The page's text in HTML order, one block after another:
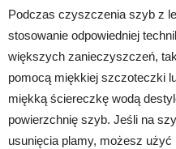
Podczas czyszczenia szyb z
stosowanie odpowiedniej
większych zanieczyszczeń,
pomocą miękkiej szczoteczki
miękką ściereczkę wodą
powierzchnię szyb. Jeśli na
usunięcia plamy, możesz